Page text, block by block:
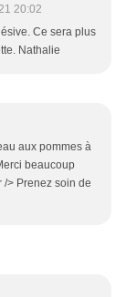
20:02
Ce sera plus
Nathalie
aux pommes à
beaucoup
/> Prenez soin de